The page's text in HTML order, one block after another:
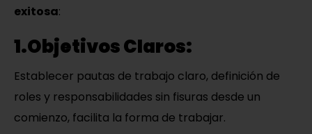
exitosa:
1.Objetivos Claros:
Establecer pautas de trabajo claro, definición de
roles y responsabilidades sin fisuras desde un
comienzo, facilita la forma de trabajar.